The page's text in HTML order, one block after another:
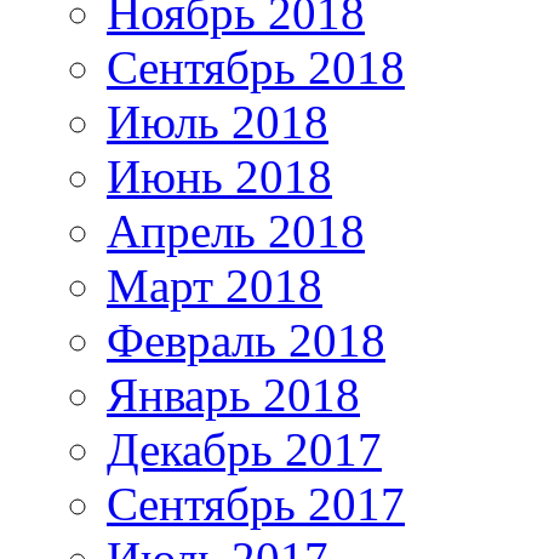
Ноябрь 2018
Сентябрь 2018
Июль 2018
Июнь 2018
Апрель 2018
Март 2018
Февраль 2018
Январь 2018
Декабрь 2017
Сентябрь 2017